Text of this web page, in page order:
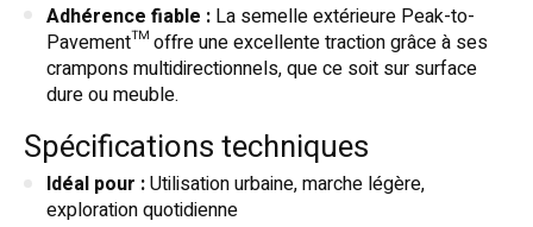
Adhérence fiable : La semelle extérieure Peak-to-
Pavement™ offre une excellente traction grâce à ses
crampons multidirectionnels, que ce soit sur surface
dure ou meuble.
Spécifications techniques
Idéal pour :Utilisation urbaine, marche légère,
exploration quotidienne